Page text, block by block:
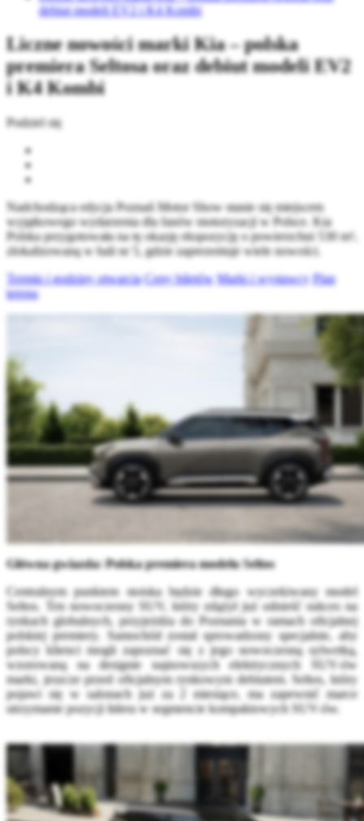
debiut modeli EV2 i K4 Kombi
Liczne nowości marki Kia – polska
premiera Seltosa oraz debiut modeli EV2
i K4 Kombi
Podziel się
Nadchodząca edycja Poznań Motor Show stanie się miejscem
wyjątkowego wydarzenia dla fanów motoryzacji w Polsce. Kia
Polska przygotowała na tę okazję ekspozycję o powierzchni 530 m²,
zlokalizowaną w hali nr 5, gdzie zaprezentuje wiele nowości.
Termin i godziny otwarcia Ceny biletów Marki i wystawcy Plan
terenu
Główna gwiazda: Polska premiera modelu Seltos
Centralnym punktem stoiska będzie długo wyczekiwany model
Seltos. Ten nowoczesny SUV, który zdążył już odnieść sukces na
rynkach globalnych, przyjeżdża do Poznania w ramach oficjalnej
polskiej premiery. Samochód został sprowadzony specjalnie, aby
polscy klienci mogli zapoznać się z jego nowoczesną sylwetką,
wzorowaną na designie najnowszych elektrycznych SUV-ów
marki, jeszcze przed oficjalnym rynkowym debiutem. Seltos, który
pojawi się w salonach już za 2 miesiące, ma zapewnić marce
utrzymanie pozycji lidera w segmencie kompaktowych SUV-ów.